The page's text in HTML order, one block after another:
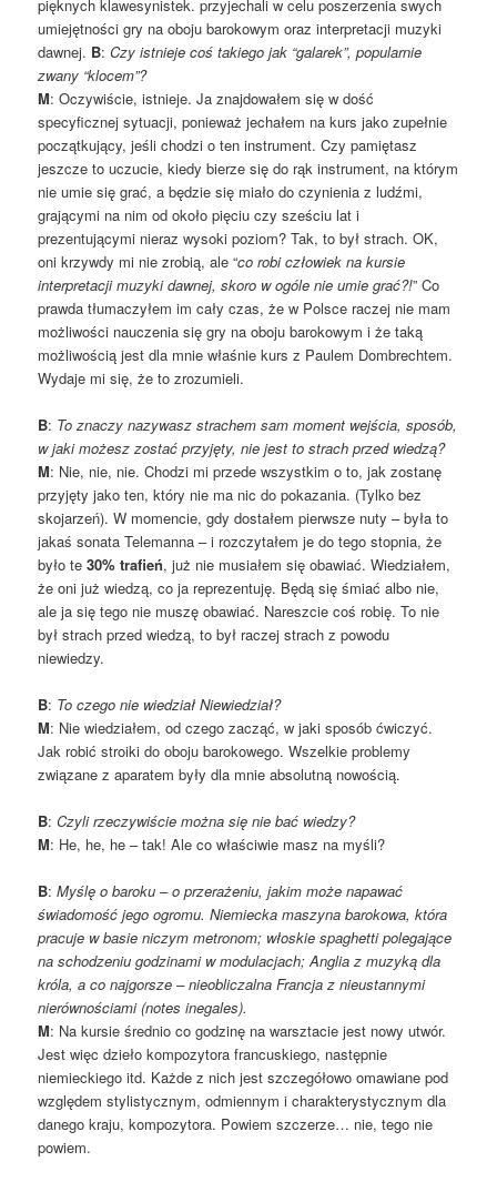
pięknych klawesynistek. przyjechali w celu poszerzenia swych
umiejętności gry na oboju barokowym oraz interpretacji muzyki
dawnej. B:Czy istnieje coś takiego jak “galarek”, popularnie
zwany “klocem”?
M: Oczywiście, istnieje. Ja znajdowałem się w dość
specyficznej sytuacji, ponieważ jechałem na kurs jako zupełnie
początkujący, jeśli chodzi o ten instrument. Czy pamiętasz
jeszcze to uczucie, kiedy bierze się do rąk instrument, na którym
nie umie się grać, a będzie się miało do czynienia z ludźmi,
grającymi na nim od około pięciu czy sześciu lat i
prezentującymi nieraz wysoki poziom? Tak, to był strach. OK,
oni krzywdy mi nie zrobią, ale “co robi człowiek na kursie
interpretacji muzyki dawnej, skoro w ogóle nie umie grać?!” Co
prawda tłumaczyłem im cały czas, że w Polsce raczej nie mam
możliwości nauczenia się gry na oboju barokowym i że taką
możliwością jest dla mnie właśnie kurs z Paulem Dombrechtem.
Wydaje mi się, że to zrozumieli.
B: To znaczy nazywasz strachem sam moment wejścia, sposób,
w jaki możesz zostać przyjęty, nie jest to strach przed wiedzą?
M: Nie, nie, nie. Chodzi mi przede wszystkim o to, jak zostanę
przyjęty jako ten, który nie ma nic do pokazania. (Tylko bez
skojarzeń). W momencie, gdy dostałem pierwsze nuty – była to
jakaś sonata Telemanna – i rozczytałem je do tego stopnia, że
było te30% trafień, już nie musiałem się obawiać. Wiedziałem,
że oni już wiedzą, co ja reprezentuję. Będą się śmiać albo nie,
ale ja się tego nie muszę obawiać. Nareszcie coś robię. To nie
był strach przed wiedzą, to był raczej strach z powodu
niewiedzy.
B: To czego nie wiedział Niewiedział?
M: Nie wiedziałem, od czego zacząć, w jaki sposób ćwiczyć.
Jak robić stroiki do oboju barokowego. Wszelkie problemy
związane z aparatem były dla mnie absolutną nowością.
B:Czyli rzeczywiście można się nie bać wiedzy?
M: He, he, he – tak! Ale co właściwie masz na myśli?
B:Myślę o baroku – o przerażeniu, jakim może napawać
świadomość jego ogromu. Niemiecka maszyna barokowa, która
pracuje w basie niczym metronom; włoskie spaghetti polegające
na schodzeniu godzinami w modulacjach; Anglia z muzyką dla
króla, a co najgorsze – nieobliczalna Francja z nieustannymi
nierównościami (notes inegales).
M: Na kursie średnio co godzinę na warsztacie jest nowy utwór.
Jest więc dzieło kompozytora francuskiego, następnie
niemieckiego itd. Każde z nich jest szczegółowo omawiane pod
względem stylistycznym, odmiennym i charakterystycznym dla
danego kraju, kompozytora. Powiem szczerze… nie, tego nie
powiem.